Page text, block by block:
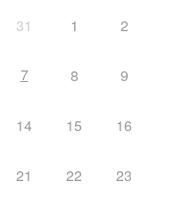
31 1 2
7 8 9
14 15 16
21 22 23